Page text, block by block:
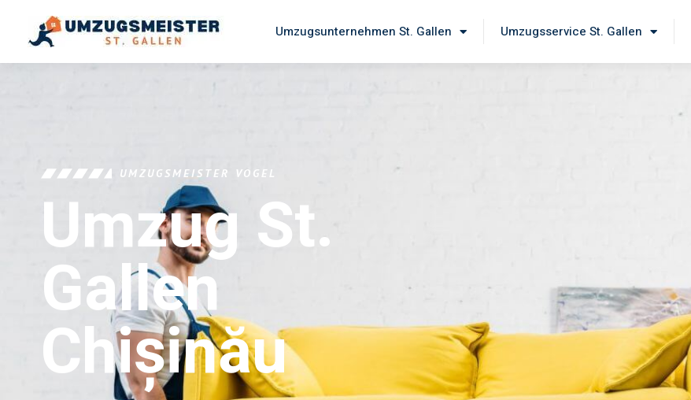
Umzugsunternehmen St. Gallen Umzugsservice St. Gallen
UMZUGSMEISTER VOGEL
Umzug St.
Gallen
Chișinău